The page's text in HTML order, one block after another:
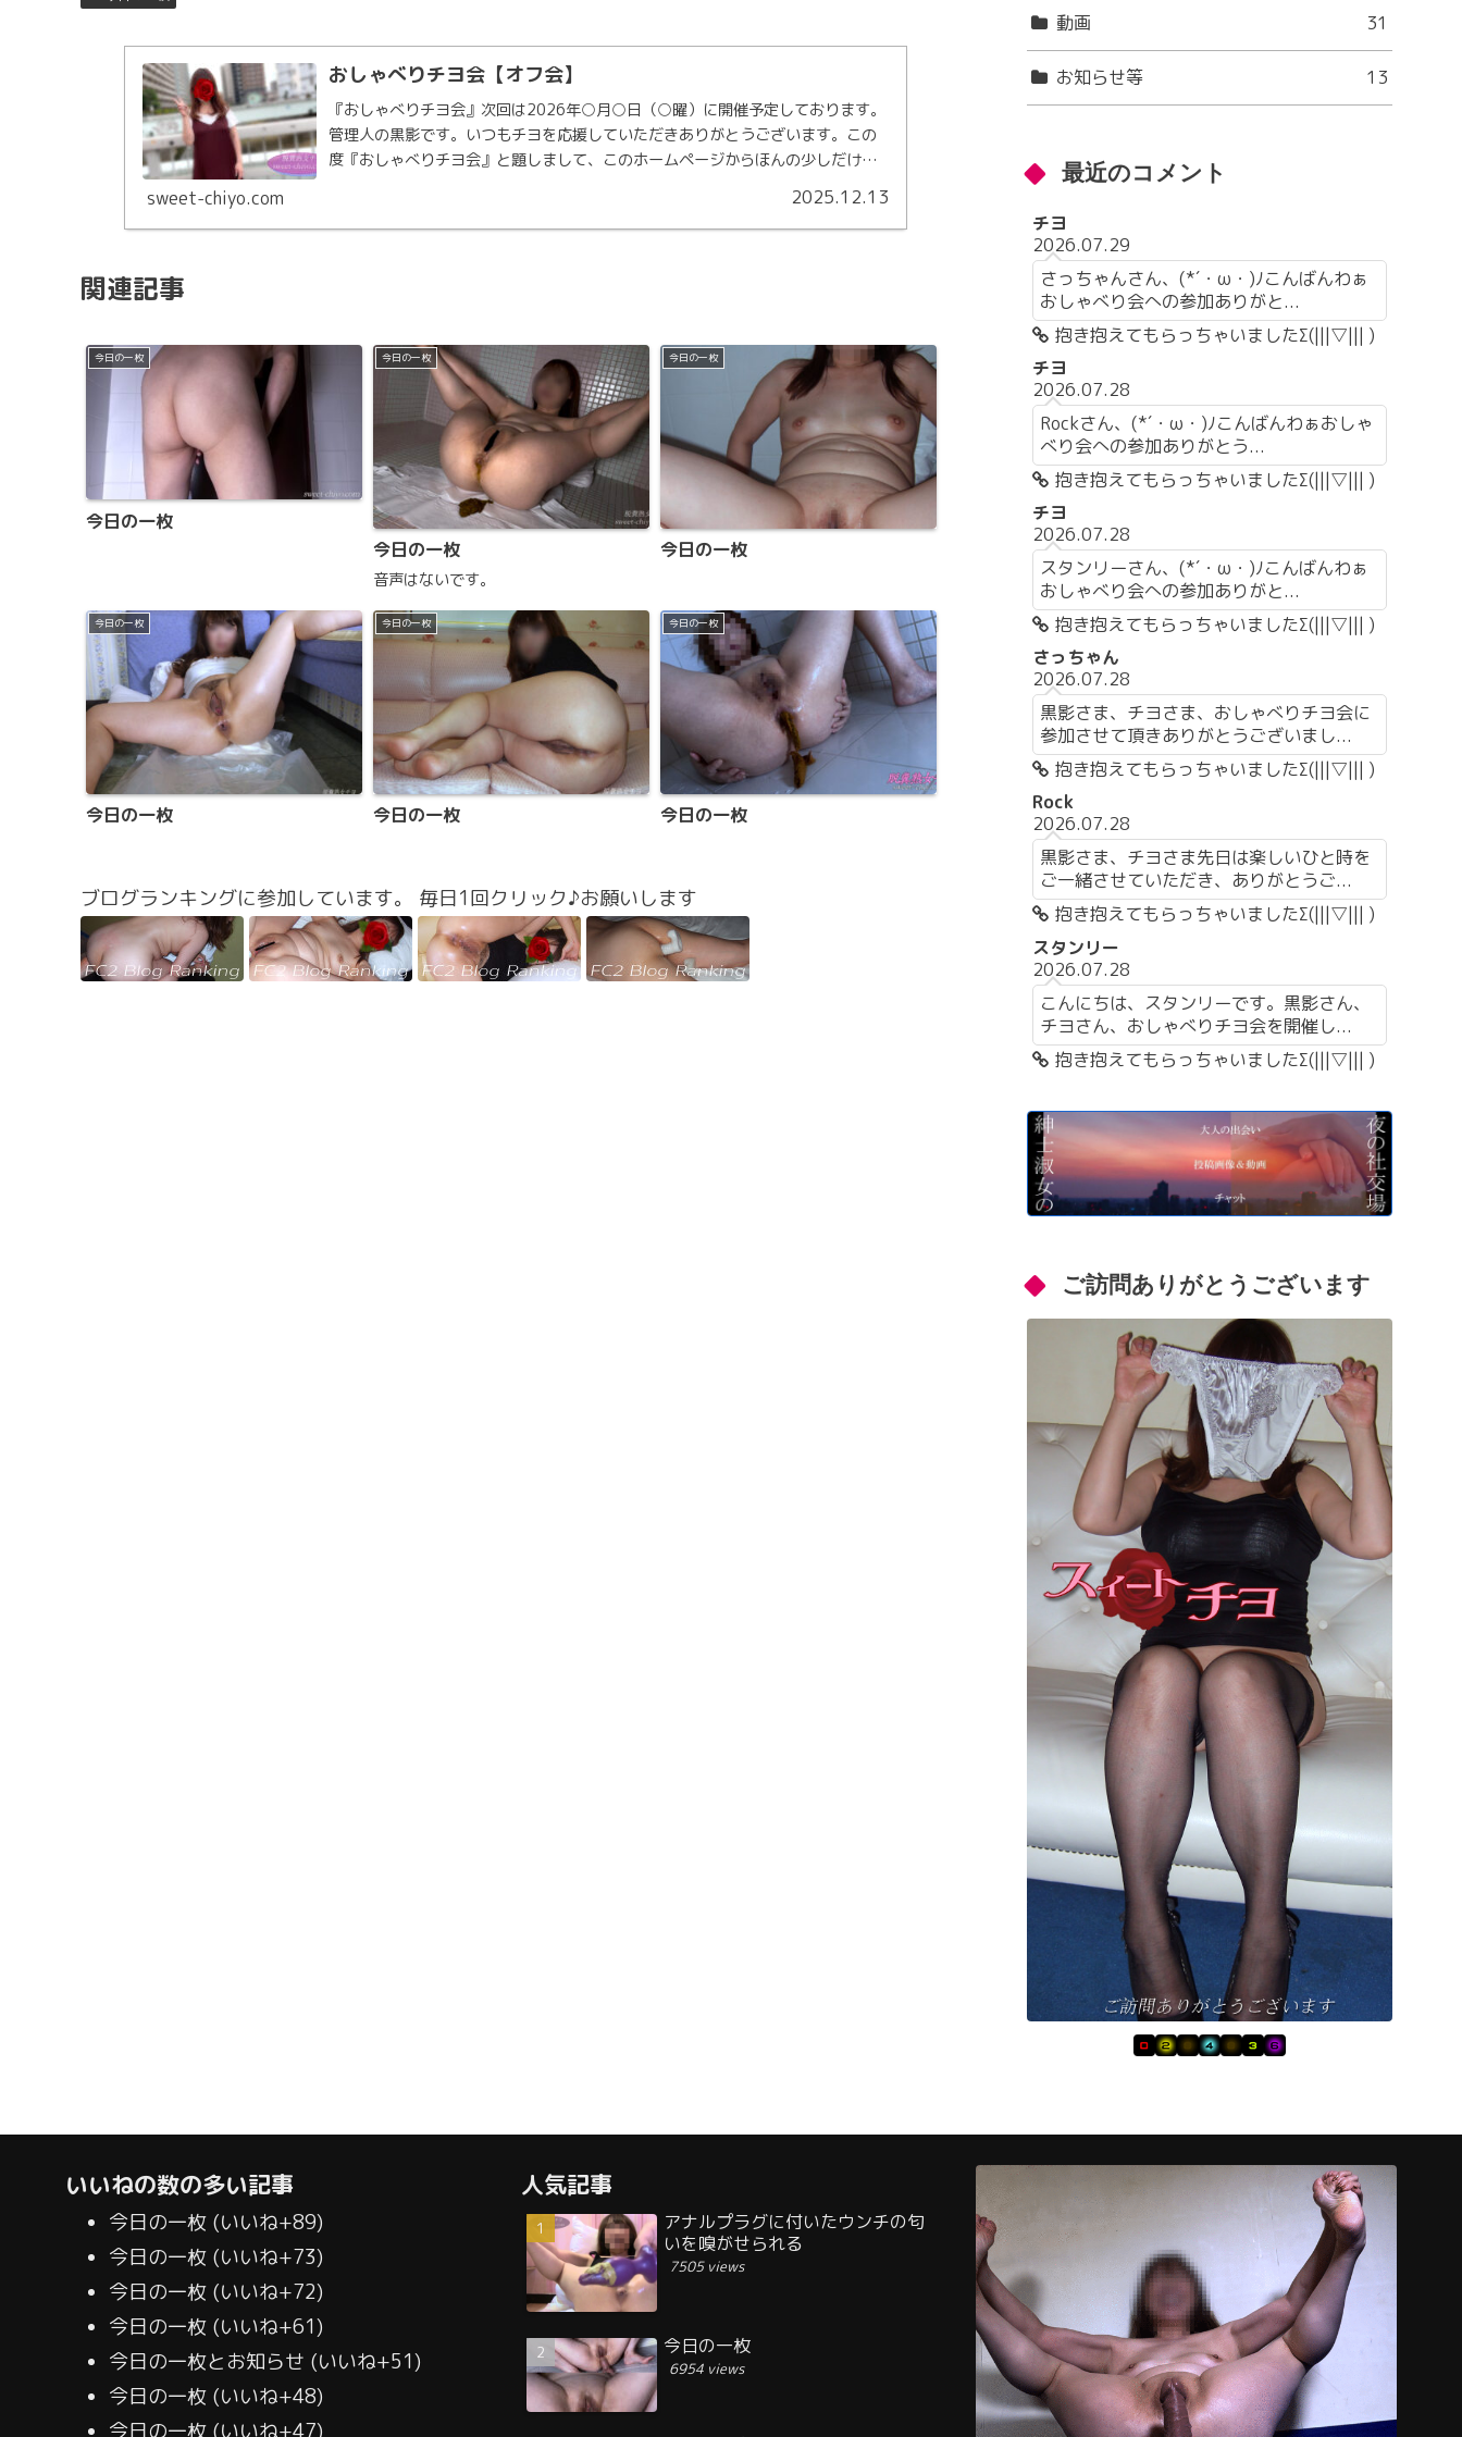
おしゃべりチヨ会【オフ会】
『おしゃべりチヨ会』次回は2026年○月○日（○曜）に開催予定しております。
管理人の黒影です。いつもチヨを応援していただきありがとうございます。この
度『おしゃべりチヨ会』と題しまして、このホームページからほんの少しだけ飛
sweet-chiyo.com 2025.12.13
関連記事
今日の一枚
今日の一枚
今日の一枚
今日の一枚
音声はないです。
今日の一枚
今日の一枚
今日の一枚
今日の一枚
今日の一枚
今日の一枚
今日の一枚
今日の一枚
ブログランキングに参加しています。 毎日1回クリック♪お願いします
動画 31
お知らせ等 13
最近のコメント
チヨ
2026.07.29
さっちゃんさん、(*´・ω・)ﾉこんばんわぁ
おしゃべり会への参加ありがと...
抱き抱えてもらっちゃいましたΣ(|||▽||| )
チヨ
2026.07.28
Rockさん、(*´・ω・)ﾉこんばんわぁおしゃ
べり会への参加ありがとう...
抱き抱えてもらっちゃいましたΣ(|||▽||| )
チヨ
2026.07.28
スタンリーさん、(*´・ω・)ﾉこんばんわぁ
おしゃべり会への参加ありがと...
抱き抱えてもらっちゃいましたΣ(|||▽||| )
さっちゃん
2026.07.28
黒影さま、チヨさま、おしゃべりチヨ会に
参加させて頂きありがとうございまし...
抱き抱えてもらっちゃいましたΣ(|||▽||| )
Rock
2026.07.28
黒影さま、チヨさま先日は楽しいひと時を
ご一緒させていただき、ありがとうご...
抱き抱えてもらっちゃいましたΣ(|||▽||| )
スタンリー
2026.07.28
こんにちは、スタンリーです。黒影さん、
チヨさん、おしゃべりチヨ会を開催し...
抱き抱えてもらっちゃいましたΣ(|||▽||| )
ご訪問ありがとうございます
いいねの数の多い記事
今日の一枚 いいね+89
今日の一枚 いいね+73
今日の一枚 いいね+72
今日の一枚 いいね+61
今日の一枚とお知らせ いいね+51
今日の一枚 いいね+48
今日の一枚 いいね+47
人気記事
アナルプラグに付いたウンチの匂
いを嗅がせられる
7505 views
今日の一枚
6954 views